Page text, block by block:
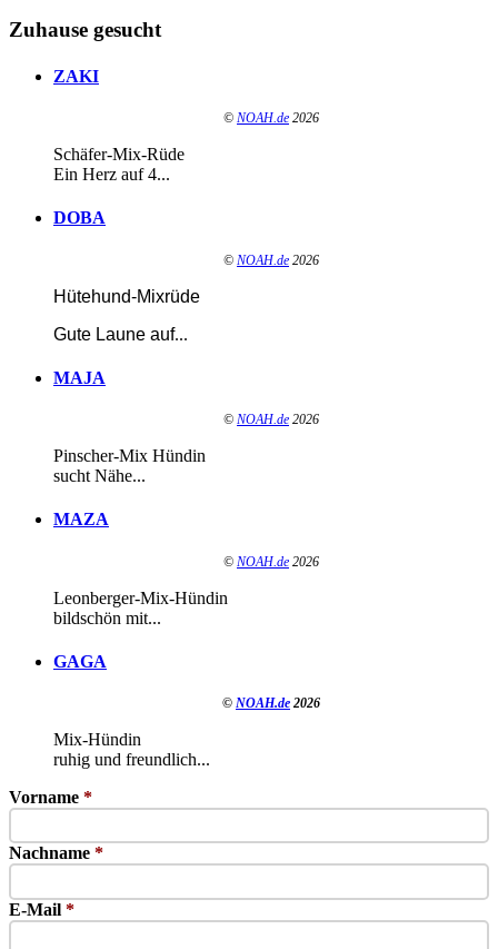
Zuhause gesucht
ZAKI
© NOAH.de 2026
Schäfer-Mix-Rüde
Ein Herz auf 4...
DOBA
© NOAH.de 2026
Hütehund-Mixrüde
Gute Laune auf...
MAJA
© NOAH.de 2026
Pinscher-Mix Hündin
sucht Nähe...
MAZA
© NOAH.de 2026
Leonberger-Mix-Hündin
bildschön mit...
GAGA
© NOAH.de 2026
Mix-Hündin
ruhig und freundlich...
Vorname *
Nachname *
E-Mail *